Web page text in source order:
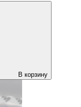
В корзину